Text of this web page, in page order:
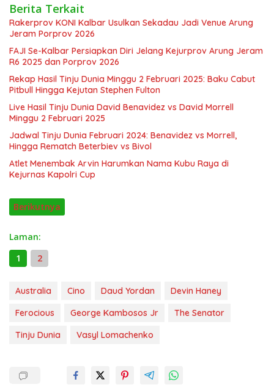
Berita Terkait
Rakerprov KONI Kalbar Usulkan Sekadau Jadi Venue Arung
Jeram Porprov 2026
FAJI Se-Kalbar Persiapkan Diri Jelang Kejurprov Arung Jeram
R6 2025 dan Porprov 2026
Rekap Hasil Tinju Dunia Minggu 2 Februari 2025: Baku Cabut
Pitbull Hingga Kejutan Stephen Fulton
Live Hasil Tinju Dunia David Benavidez vs David Morrell
Minggu 2 Februari 2025
Jadwal Tinju Dunia Februari 2024: Benavidez vs Morrell,
Hingga Rematch Beterbiev vs Bivol
Atlet Menembak Arvin Harumkan Nama Kubu Raya di
Kejurnas Kapolri Cup
Berikutnya
Laman:
1
2
Australia Cino Daud Yordan
Devin Haney
Ferocious
George Kambosos Jr
The Senator
Tinju Dunia
Vasyl Lomachenko